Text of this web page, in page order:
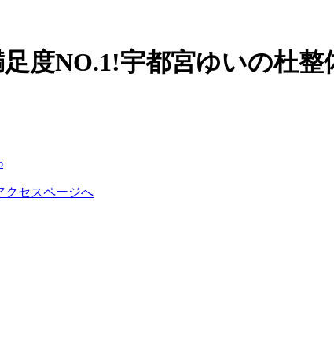
度NO.1!宇都宮ゆいの杜整